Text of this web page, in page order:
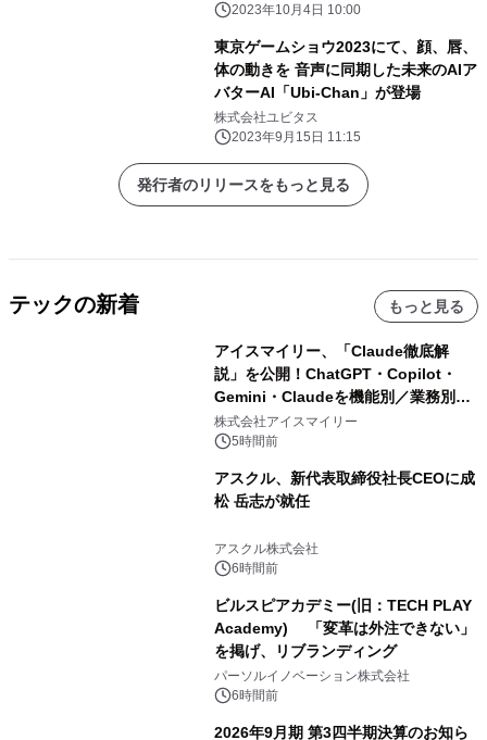
2023年10月4日 10:00
東京ゲームショウ2023にて、顔、唇、
体の動きを 音声に同期した未来のAIア
バターAI「Ubi-Chan」が登場
株式会社ユビタス
2023年9月15日 11:15
発行者のリリースをもっと見る
テックの新着 もっと見る
アイスマイリー、「Claude徹底解
説」を公開！ChatGPT・Copilot・
Gemini・Claudeを機能別／業務別に
比較―自社に合う生成AIの選び方がわ
かる実践ガイド
株式会社アイスマイリー
5時間前
アスクル、新代表取締役社長CEOに成
松 岳志が就任
アスクル株式会社
6時間前
ビルスピアカデミー(旧：TECH PLAY
Academy) 「変革は外注できない」
を掲げ、リブランディング
パーソルイノベーション株式会社
6時間前
2026年9月期 第3四半期決算のお知ら